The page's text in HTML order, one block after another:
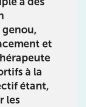
,
et
à la
étant,
les